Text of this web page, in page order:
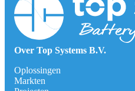
Over Top Systems B.V.
Oplossingen
Markten